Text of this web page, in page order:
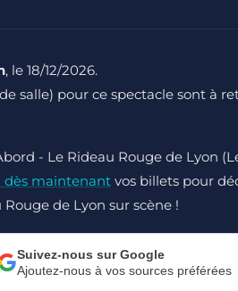
, le 18/12/2026.
salle) pour ce spectacle sont à
- Le Rideau Rouge de Lyon
dès maintenant vos billets pour
de Lyon sur scène !
Suivez-nous sur Google
Ajoutez-nous à vos sources préférées